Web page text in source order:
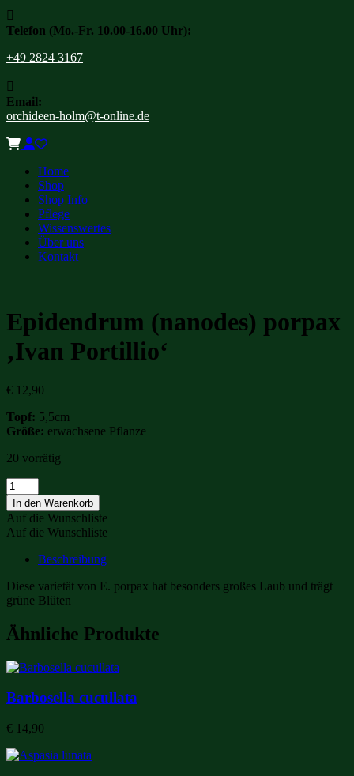

Telefon (Mo.-Fr. 10.00-16.00 Uhr):
+49 2824 3167

Email:
orchideen-holm@t-online.de
Home
Shop
Shop Info
Pflege
Wissenswertes
Über uns
Kontakt
Epidendrum (nanodes) porpax
‚Ivan Portillio‘
€ 12,90
Topf: 5,5cm
Größe: erwachsene Pflanze
20 vorrätig
Epidendrum
(nanodes)
porpax
'Ivan
Portillio'
Menge
In den Warenkorb
Auf die Wunschliste
Auf die Wunschliste
Beschreibung
Diese varietät von E. porpax hat besonders großes Laub und trägt
grüne Blüten
Ähnliche Produkte
Barbosella cucullata
€ 14,90